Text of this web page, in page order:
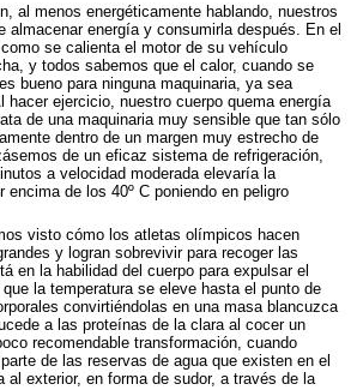
al menos energéticamente hablando, nuestros
almacenar energía y consumirla después. En el
se calienta el motor de su vehículo
y todos sabemos que el calor, cuando se
bueno para ninguna maquinaria, ya sea
hacer ejercicio, nuestro cuerpo quema energía
de una maquinaria muy sensible que tan sólo
dentro de un margen muy estrecho de
de un eficaz sistema de refrigeración,
a velocidad moderada elevaría la
encima de los 40º C poniendo en peligro
visto cómo los atletas olímpicos hacen
y logran sobrevivir para recoger las
en la habilidad del cuerpo para expulsar el
la temperatura se eleve hasta el punto de
convirtiéndolas en una masa blancuzca
a las proteínas de la clara al cocer un
recomendable transformación, cuando
de las reservas de agua que existen en el
al exterior, en forma de sudor, a través de la